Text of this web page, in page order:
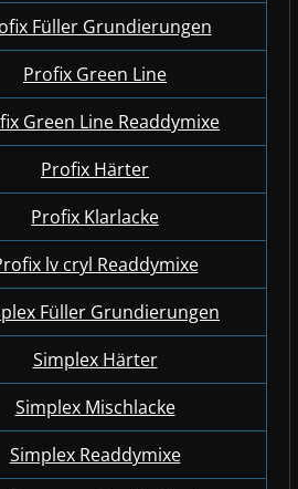
Füller Grundierungen
Profix Green Line
Green Line Readdymixe
Profix Härter
Profix Klarlacke
lv cryl Readdymixe
Füller Grundierungen
Simplex Härter
Simplex Mischlacke
Simplex Readdymixe